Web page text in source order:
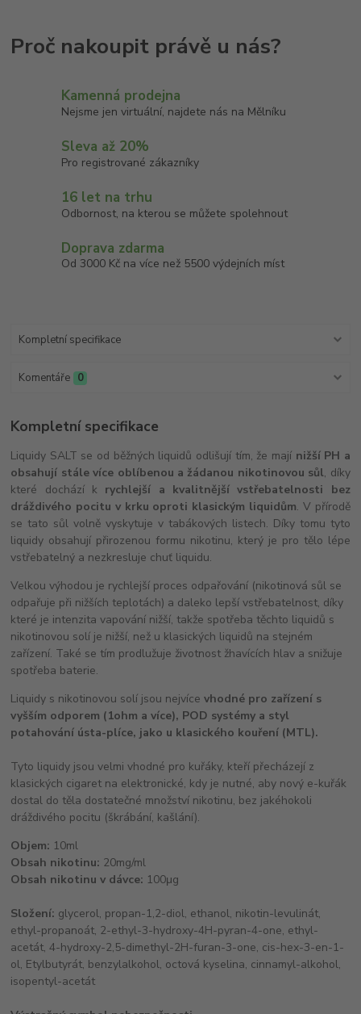
Kamenná prodejna
Nejsme jen virtuální, najdete nás na Mělníku
Sleva až 20%
Pro registrované zákazníky
16 let na trhu
Odbornost, na kterou se můžete spolehnout
Doprava zdarma
Od 3000 Kč na více než 5500 výdejních míst
Kompletní specifikace
Komentáře 0
Kompletní specifikace
Liquidy SALT se od běžných liquidů odlišují tím, že mají nižší PH a
obsahují stále více oblíbenou a žádanou nikotinovou sůl, díky
které dochází k rychlejší a kvalitnější vstřebatelnosti bez
dráždivého pocitu v krku oproti klasickým liquidům. V přírodě
se tato sůl volně vyskytuje v tabákových listech. Díky tomu tyto
liquidy obsahují přirozenou formu nikotinu, který je pro tělo lépe
vstřebatelný a nezkresluje chuť liquidu.
Velkou výhodou je rychlejší proces odpařování (nikotinová sůl se
odpařuje při nižších teplotách) a daleko lepší vstřebatelnost, díky
které je intenzita vapování nižší, takže spotřeba těchto liquidů s
nikotinovou solí je nižší, než u klasických liquidů na stejném
zařízení. Také se tím prodlužuje životnost žhavících hlav a snižuje
spotřeba baterie.
Liquidy s nikotinovou solí jsou nejvícevhodné pro zařízení s
vyšším odporem (1ohm a více), POD systémy a styl
potahování ústa-plíce, jako u klasického kouření (MTL).
Tyto liquidy jsou velmi vhodné pro kuřáky, kteří přecházejí z
klasických cigaret na elektronické, kdy je nutné, aby nový e-kuřák
dostal do těla dostatečné množství nikotinu, bez jakéhokoli
dráždivého pocitu (škrábání, kašlání).
Objem: 10ml
Obsah nikotinu: 20mg/ml
Obsah nikotinu v dávce: 100μg
Složení: glycerol, propan-1,2-diol, ethanol, nikotin-levulinát,
ethyl-propanoát, 2-ethyl-3-hydroxy-4H-pyran-4-one, ethyl-
acetát, 4-hydroxy-2,5-dimethyl-2H-furan-3-one, cis-hex-3-en-1-
ol, Etylbutyrát, benzylalkohol, octová kyselina, cinnamyl-alkohol,
isopentyl-acetát